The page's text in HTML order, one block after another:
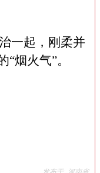
一起，刚柔并
“烟火气”。